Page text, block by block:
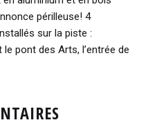
périlleuse! 4
sur la piste :
le pont des Arts, l’entrée de